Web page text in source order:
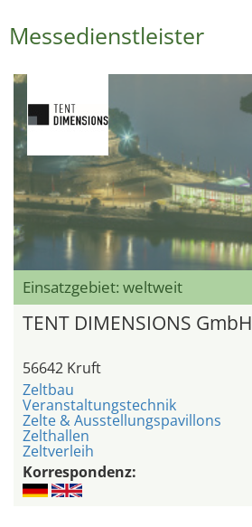
Messedienstleister
Einsatzgebiet: weltweit
TENT DIMENSIONS GmbH
56642 Kruft
Zeltbau
Veranstaltungstechnik
Zelte & Ausstellungspavillons
Zelthallen
Zeltverleih
Korrespondenz: